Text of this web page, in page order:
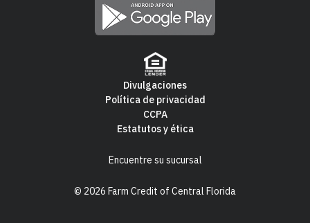
© 2026 Farm Credit of Central Florida
Encuentre su sucursal
Navigation
Divulgaciones
Política de privacidad
CCPA
Estatutos y ética